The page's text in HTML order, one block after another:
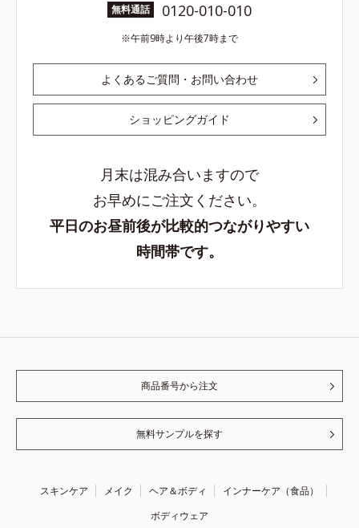
無料通話 0120-010-010
午前9時より午後7時まで
よくあるご質問・お問い合わせ
ショッピングガイド
月末は混み合いますので
お早めにご注文ください。
平日のお昼前後が比較的つながりやすい
時間帯です。
商品番号から注文
無料サンプルを探す
スキンケア メイク ヘア＆ボディ
インナーケア（食品）
ボディウェア